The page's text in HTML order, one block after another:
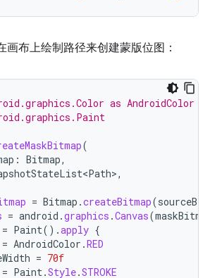
画布上绘制路径来创建蒙版位图：
as AndroidColor
(
: Bitmap,
,
= Bitmap .createBitmap(
= android .graphics .Canvas(
= Paint().apply {
= AndroidColor .RED
= 70f
= Paint.Style.STROKE